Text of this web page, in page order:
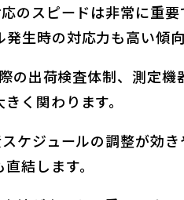
スピードは非常に重要
生時の対応力も高い傾向
出荷検査体制、測定機
く関わります。
ケジュールの調整が効
結します。